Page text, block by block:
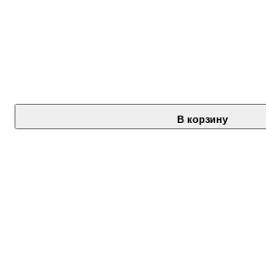
В корзину